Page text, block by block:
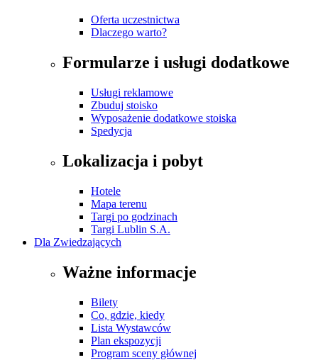
Oferta uczestnictwa
Dlaczego warto?
Formularze i usługi dodatkowe
Usługi reklamowe
Zbuduj stoisko
Wyposażenie dodatkowe stoiska
Spedycja
Lokalizacja i pobyt
Hotele
Mapa terenu
Targi po godzinach
Targi Lublin S.A.
Dla Zwiedzających
Ważne informacje
Bilety
Co, gdzie, kiedy
Lista Wystawców
Plan ekspozycji
Program sceny głównej